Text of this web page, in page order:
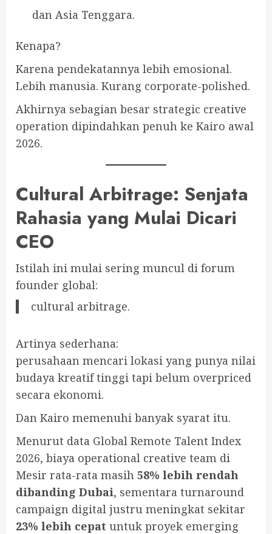
dan Asia Tenggara.
Kenapa?
Karena pendekatannya lebih emosional.
Lebih manusia. Kurang corporate-polished.
Akhirnya sebagian besar strategic creative
operation dipindahkan penuh ke Kairo awal
2026.
Cultural Arbitrage: Senjata
Rahasia yang Mulai Dicari
CEO
Istilah ini mulai sering muncul di forum
founder global:
cultural arbitrage.
Artinya sederhana:
perusahaan mencari lokasi yang punya nilai
budaya kreatif tinggi tapi belum overpriced
secara ekonomi.
Dan Kairo memenuhi banyak syarat itu.
Menurut data Global Remote Talent Index
2026, biaya operational creative team di
Mesir rata-rata masih 58% lebih rendah
dibanding Dubai, sementara turnaround
campaign digital justru meningkat sekitar
23% lebih cepat untuk proyek emerging